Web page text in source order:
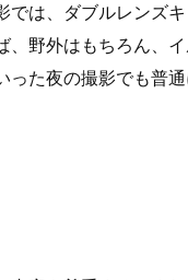
では、ダブルレンズ
、野外はもちろん、
った夜の撮影でも普